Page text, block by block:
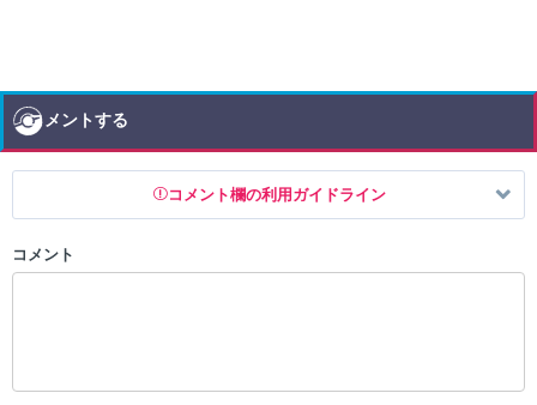
コメントする
コメント欄の利用ガイドライン
以下の書き込みを禁止とし、場合によってはコメント削除や書き込み制
コメント